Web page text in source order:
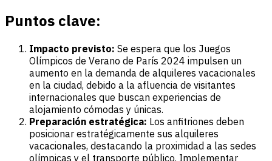
Puntos clave:
Impacto previsto: Se espera que los Juegos
Olímpicos de Verano de París 2024 impulsen un
aumento en la demanda de alquileres vacacionales
en la ciudad, debido a la afluencia de visitantes
internacionales que buscan experiencias de
alojamiento cómodas y únicas.
Preparación estratégica: Los anfitriones deben
posicionar estratégicamente sus alquileres
vacacionales, destacando la proximidad a las sedes
olímpicas y el transporte público. Implementar